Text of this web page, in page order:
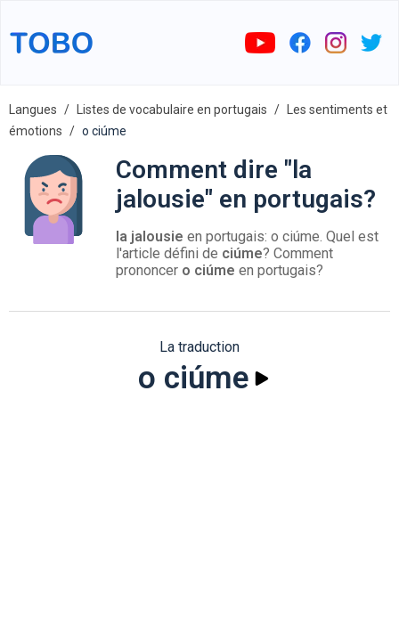
Langues Listes de vocabulaire en portugais
Les sentiments et
émotions
o ciúme
Comment dire "la
jalousie" en portugais?
la jalousie en portugais: o ciúme. Quel est
l'article défini de ciúme? Comment
prononcer o ciúme en portugais?
La traduction
o ciúme